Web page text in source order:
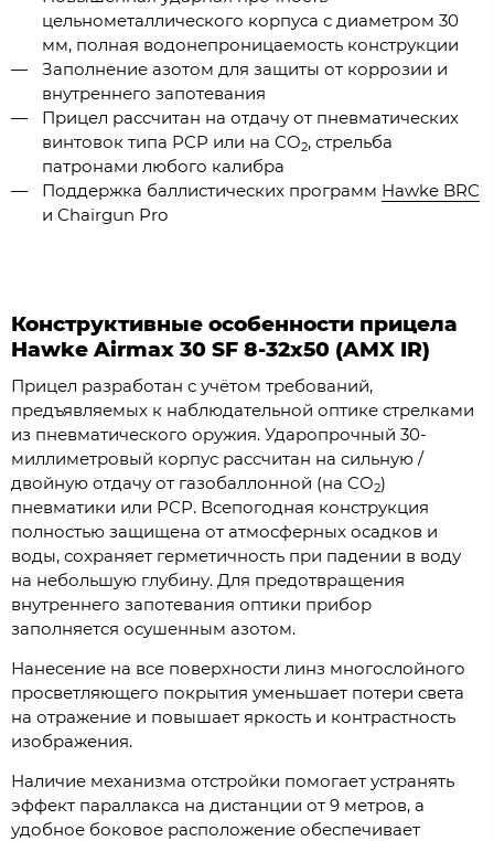
цельнометаллического корпуса с диаметром 30
мм, полная водонепроницаемость конструкции
Заполнение азотом для защиты от коррозии и
внутреннего запотевания
Прицел рассчитан на отдачу от пневматических
винтовок типа PCP или на CO2, стрельба
патронами любого калибра
Поддержка баллистических программ Hawke BRC
и Chairgun Pro
Конструктивные особенности прицела
Hawke Airmax 30 SF 8-32x50 (AMX IR)
Прицел разработан с учётом требований,
предъявляемых к наблюдательной оптике стрелками
из пневматического оружия. Ударопрочный 30-
миллиметровый корпус рассчитан на сильную /
двойную отдачу от газобаллонной (на CO2)
пневматики или PCP. Всепогодная конструкция
полностью защищена от атмосферных осадков и
воды, сохраняет герметичность при падении в воду
на небольшую глубину. Для предотвращения
внутреннего запотевания оптики прибор
заполняется осушенным азотом.
Нанесение на все поверхности линз многослойного
просветляющего покрытия уменьшает потери света
на отражение и повышает яркость и контрастность
изображения.
Наличие механизма отстройки помогает устранять
эффект параллакса на дистанции от 9 метров, а
удобное боковое расположение обеспечивает